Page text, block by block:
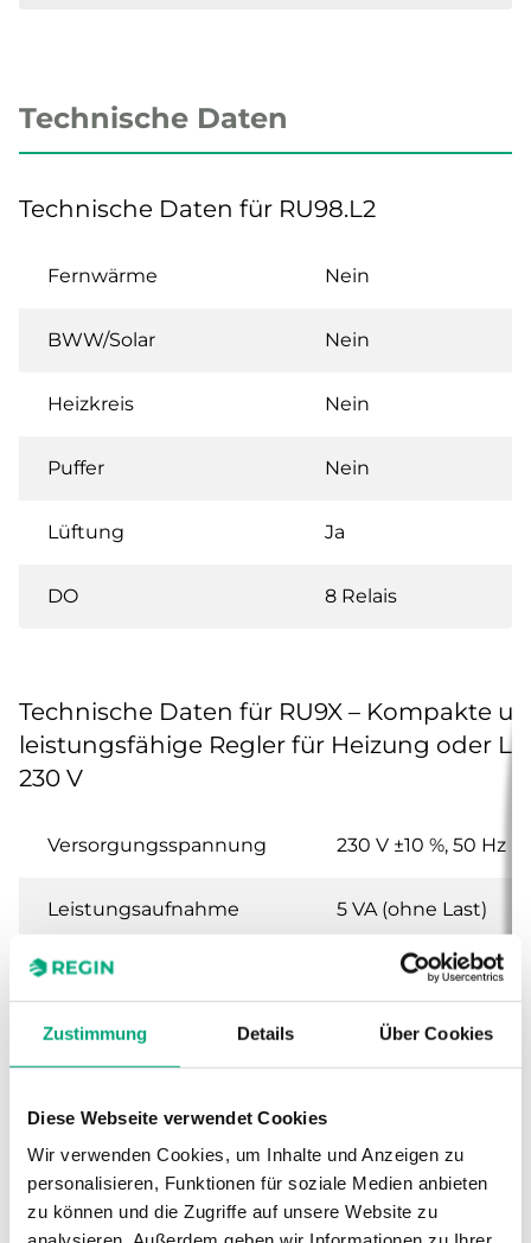
Zustimmung Details Über Cookies
Diese Webseite verwendet Cookies
Wir verwenden Cookies, um Inhalte und Anzeigen zu
personalisieren, Funktionen für soziale Medien anbieten
zu können und die Zugriffe auf unsere Website zu
Technische Daten
Technische Daten für RU98.L2
Fernwärme Nein
BWW/Solar Nein
Heizkreis Nein
Puffer Nein
Lüftung Ja
DO 8 Relais
Technische Daten für RU9X – Kompakte
leistungsfähige Regler für Heizung oder
230 V
Versorgungsspannung 230 V ±10 %, 50 Hz
Leistungsaufnahme 5 VA (ohne Last)
Schutzart
Umgebungstemperatur 5,,,40°C
Umgebungsfeuchte 90 % RH
Display